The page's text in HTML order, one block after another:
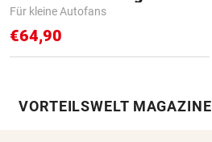
Für kleine Autofans
€64,90
VORTEILSWELT MAGAZINE